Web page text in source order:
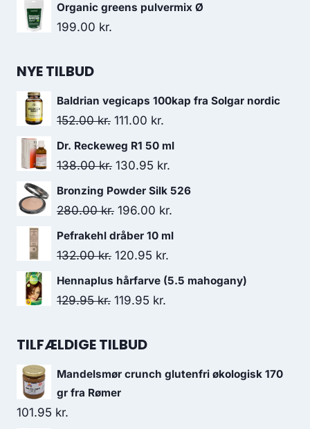
Organic greens pulvermix Ø
199.00 kr.
NYE TILBUD
Baldrian vegicaps 100kap fra Solgar nordic
152.00kr. Den
oprindelige
pris
152.00 kr..
111.00 kr.
aktuelle
pris
Dr. Reckeweg R1 50 ml
138.00kr. Den
oprindelige
pris
var:
138.00 kr..
130.95 kr.
aktuelle
Bronzing Powder Silk 526
280.00kr. Den
oprindelige
pris
var:
280.00 kr..
196.00 kr.
aktuelle
Pefrakehl dråber 10 ml
132.00kr. Den
oprindelige
pris
132.00 kr..
120.95 kr.
aktuelle
Hennaplus hårfarve (5.5 mahogany)
129.95kr. Den
pris
129.95 kr..
119.95 kr.
119.95 kr..
TILFÆLDIGE TILBUD
Mandelsmør crunch glutenfri økologisk 170
gr fra Rømer
101.95 kr.